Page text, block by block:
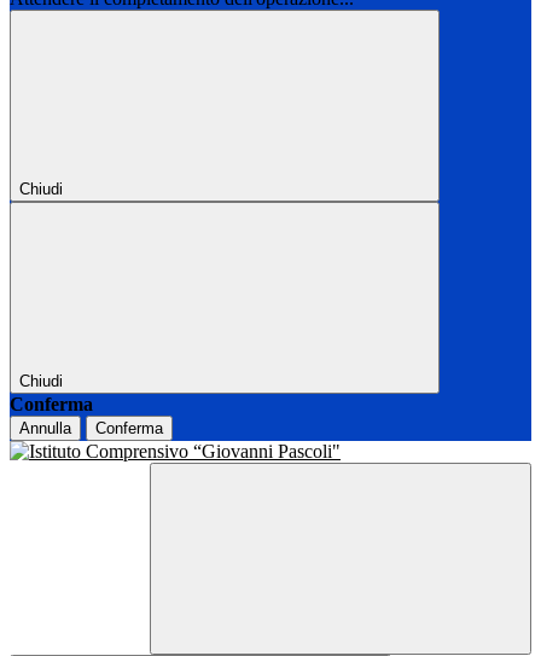
Chiudi
Chiudi
Conferma
Annulla Conferma